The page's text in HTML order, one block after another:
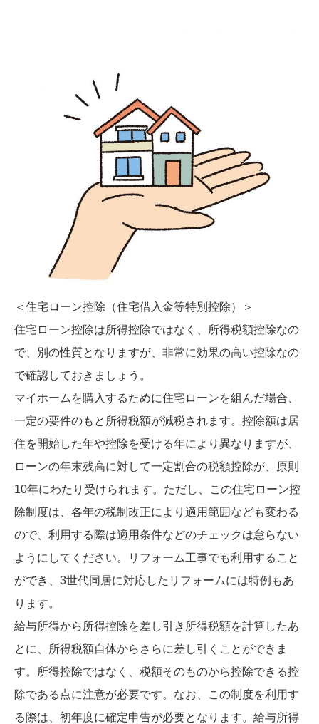
＜住宅ローン控除（住宅借入金等特別控除）＞
住宅ローン控除は所得控除ではなく、所得税額控除なの
で、別の性質となりますが、非常に効果の高い控除なの
で確認しておきましょう。
マイホームを購入するために住宅ローンを組んだ場合、
一定の要件のもと所得税額が減税されます。控除額は居
住を開始した年や控除を受ける年により異なりますが、
ローンの年末残高に対して一定割合の税額控除が、原則
10年にわたり受けられます。ただし、この住宅ローン控
除制度は、各年の税制改正により適用範囲なども変わる
ので、利用する際は適用条件などのチェックは怠らない
ようにしてください。リフォーム工事でも利用すること
ができ、3世代同居に対応したリフォームには特例もあ
ります。
給与所得から所得控除を差し引き所得税額を計算したあ
とに、所得税額自体からさらに差し引くことができま
す。所得控除ではなく、税額そのものから控除できる控
除である点に注意が必要です。なお、この制度を利用す
る際は、初年度に確定申告が必要となります。給与所得